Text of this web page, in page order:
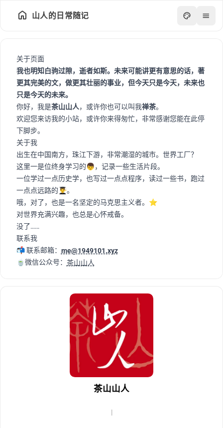
山人的日常随记
数据
茶山山人
|
关于页面
我也明知白驹过隙，逝者如斯。未来可能讲更有意思的话，著
更其完美的文，做更其壮丽的事业，但今天只是今天，未来也
只是今天的未来。
你好，我是茶山山人，或许你也可以叫我禅茶。
欢迎您来访我的小站，或许你来得匆忙，非常感谢您能在此停
下脚步。
关于我
出生在中国南方，珠江下游，非常潮湿的城市。世界工厂？
这里一是位终身学习的👦，记录一些生活片段。
一位学过一点历史学，也写过一点点程序，读过一些书，跑过
一点点远路的👨‍🎓。
哦，对了，也是一名坚定的马克思主义者。⭐️
对世界充满兴趣，也总是心怀戒备。
没了……
联系我
📬 联系邮箱： me@1949101.xyz
🍵微信公众号： 茶山山人